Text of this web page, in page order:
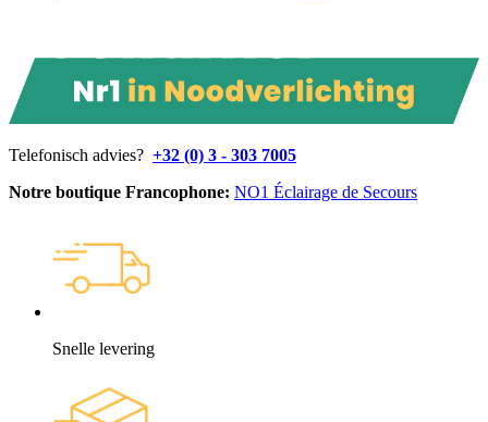
Telefonisch advies? +32 (0) 3 - 303 7005
Notre boutique Francophone: NO1 Éclairage de Secours
Snelle levering